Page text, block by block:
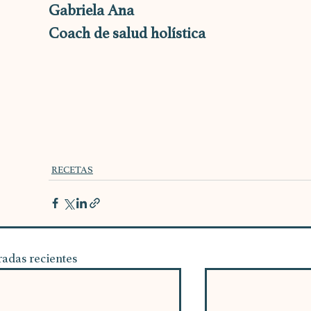
Gabriela Ana
Coach de salud holística
RECETAS
recientes